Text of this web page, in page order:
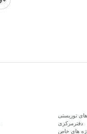
توریستی
دفترمرکزی
های خاص